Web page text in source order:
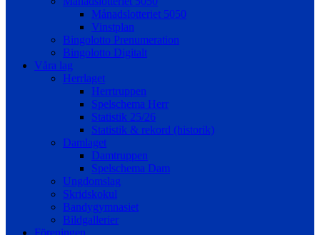
Månadslotteriet 5050
Vinstplan
Bingolotto Prenumeration
Bingolotto Digitalt
Våra lag
Herrlaget
Herrtruppen
Spelschema Herr
Statistik 25/26
Statistik & rekord (historik)
Damlaget
Damtruppen
Spelschema Dam
Ungdomslag
Skridskokul
Bandygymnasiet
Bildgallerier
Föreningen